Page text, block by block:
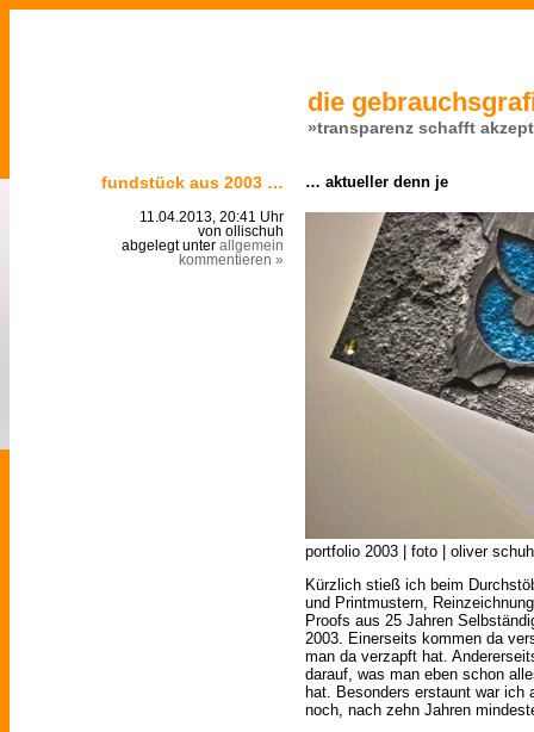
die
»transparenz schafft
fundstück aus 2003 …
11.04.2013, 20:41 Uhr
von ollischuh
abgelegt unter allgemein
kommentieren »
… aktueller denn je
portfolio 2003 | foto | oliver schuh
Kürzlich stieß ich beim
und Printmustern,
Proofs aus 25 Jahren
2003. Einerseits kommen da
man da verzapft hat.
darauf, was man eben schon
hat. Besonders erstaunt war ich
noch, nach zehn Jahren